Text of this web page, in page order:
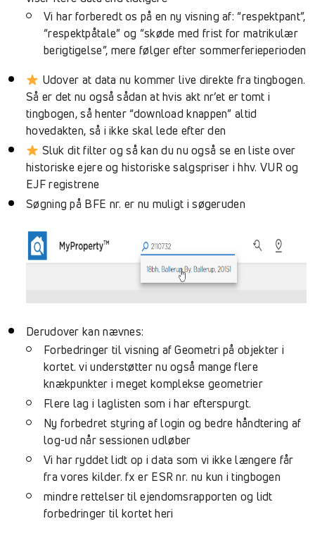
Vi har forberedt os på en ny visning af: “respektpant”,
“respektpåtale” og “skøde med frist for matrikulær
berigtigelse”, mere følger efter sommerferieperioden
Udover at data nu kommer live direkte fra tingbogen.
Så er det nu også sådan at hvis akt nr’et er tomt i
tingbogen, så henter “download knappen” altid
hovedakten, så i ikke skal lede efter den
Sluk dit filter og så kan du nu også se en liste over
historiske ejere og historiske salgspriser i hhv. VUR og
EJF registrene
Søgning på BFE nr. er nu muligt i søgeruden
Derudover kan nævnes:
Forbedringer til visning af Geometri på objekter i
kortet. vi understøtter nu også mange flere
knækpunkter i meget komplekse geometrier
Flere lag i laglisten som i har efterspurgt.
Ny forbedret styring af login og bedre håndtering af
log-ud når sessionen udløber
Vi har ryddet lidt op i data som vi ikke længere får
fra vores kilder. fx er ESR nr. nu kun i tingbogen
mindre rettelser til ejendomsrapporten og lidt
forbedringer til kortet heri